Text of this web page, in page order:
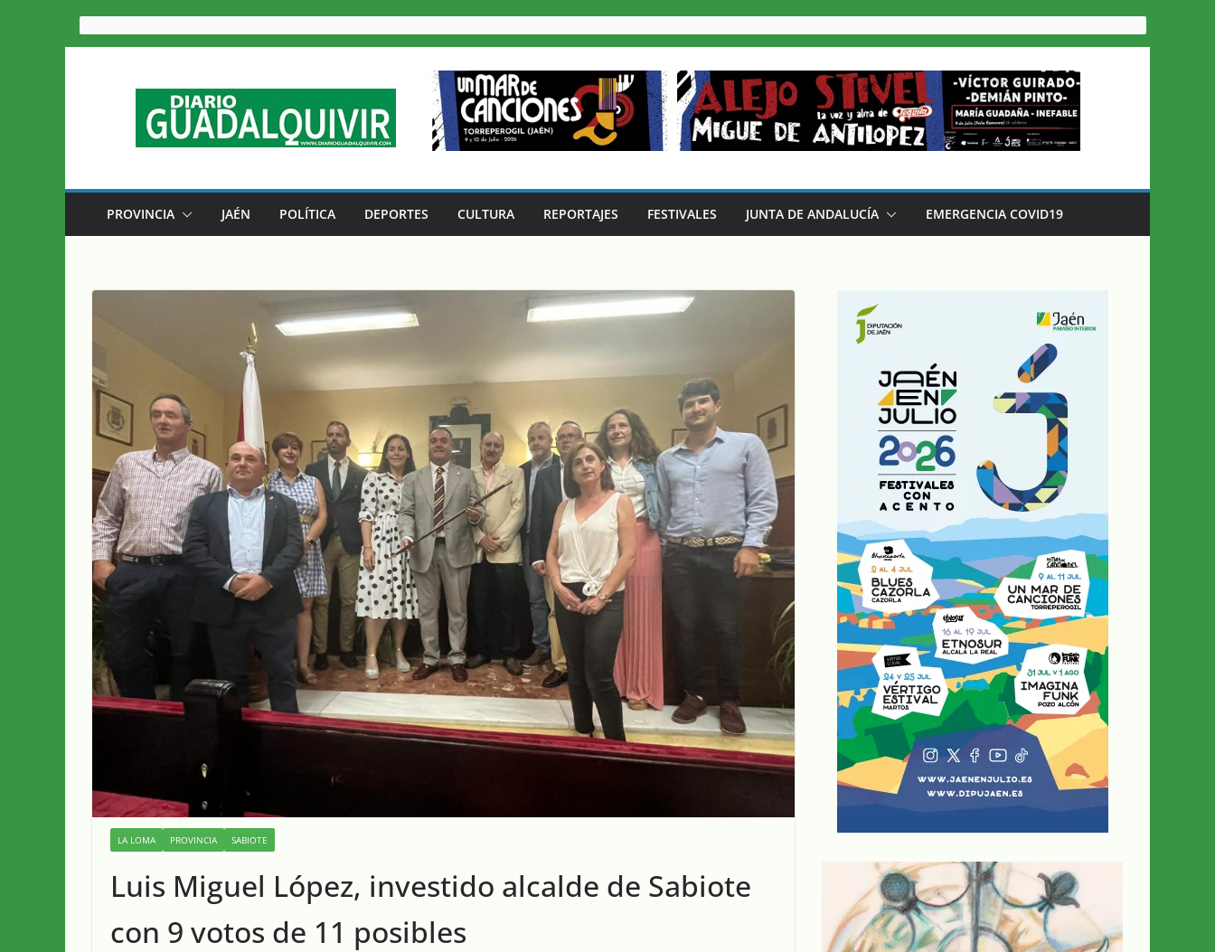
Saltar
al
PROVINCIA JAÉN POLÍTICA DEPORTES CULTURA REPORTAJES FESTIVALES JUNTA DE ANDALUCÍA EMERGENCIA COVID19
LA LOMA PROVINCIA SABIOTE
Luis Miguel López, investido alcalde de Sabiote
con 9 votos de 11 posibles